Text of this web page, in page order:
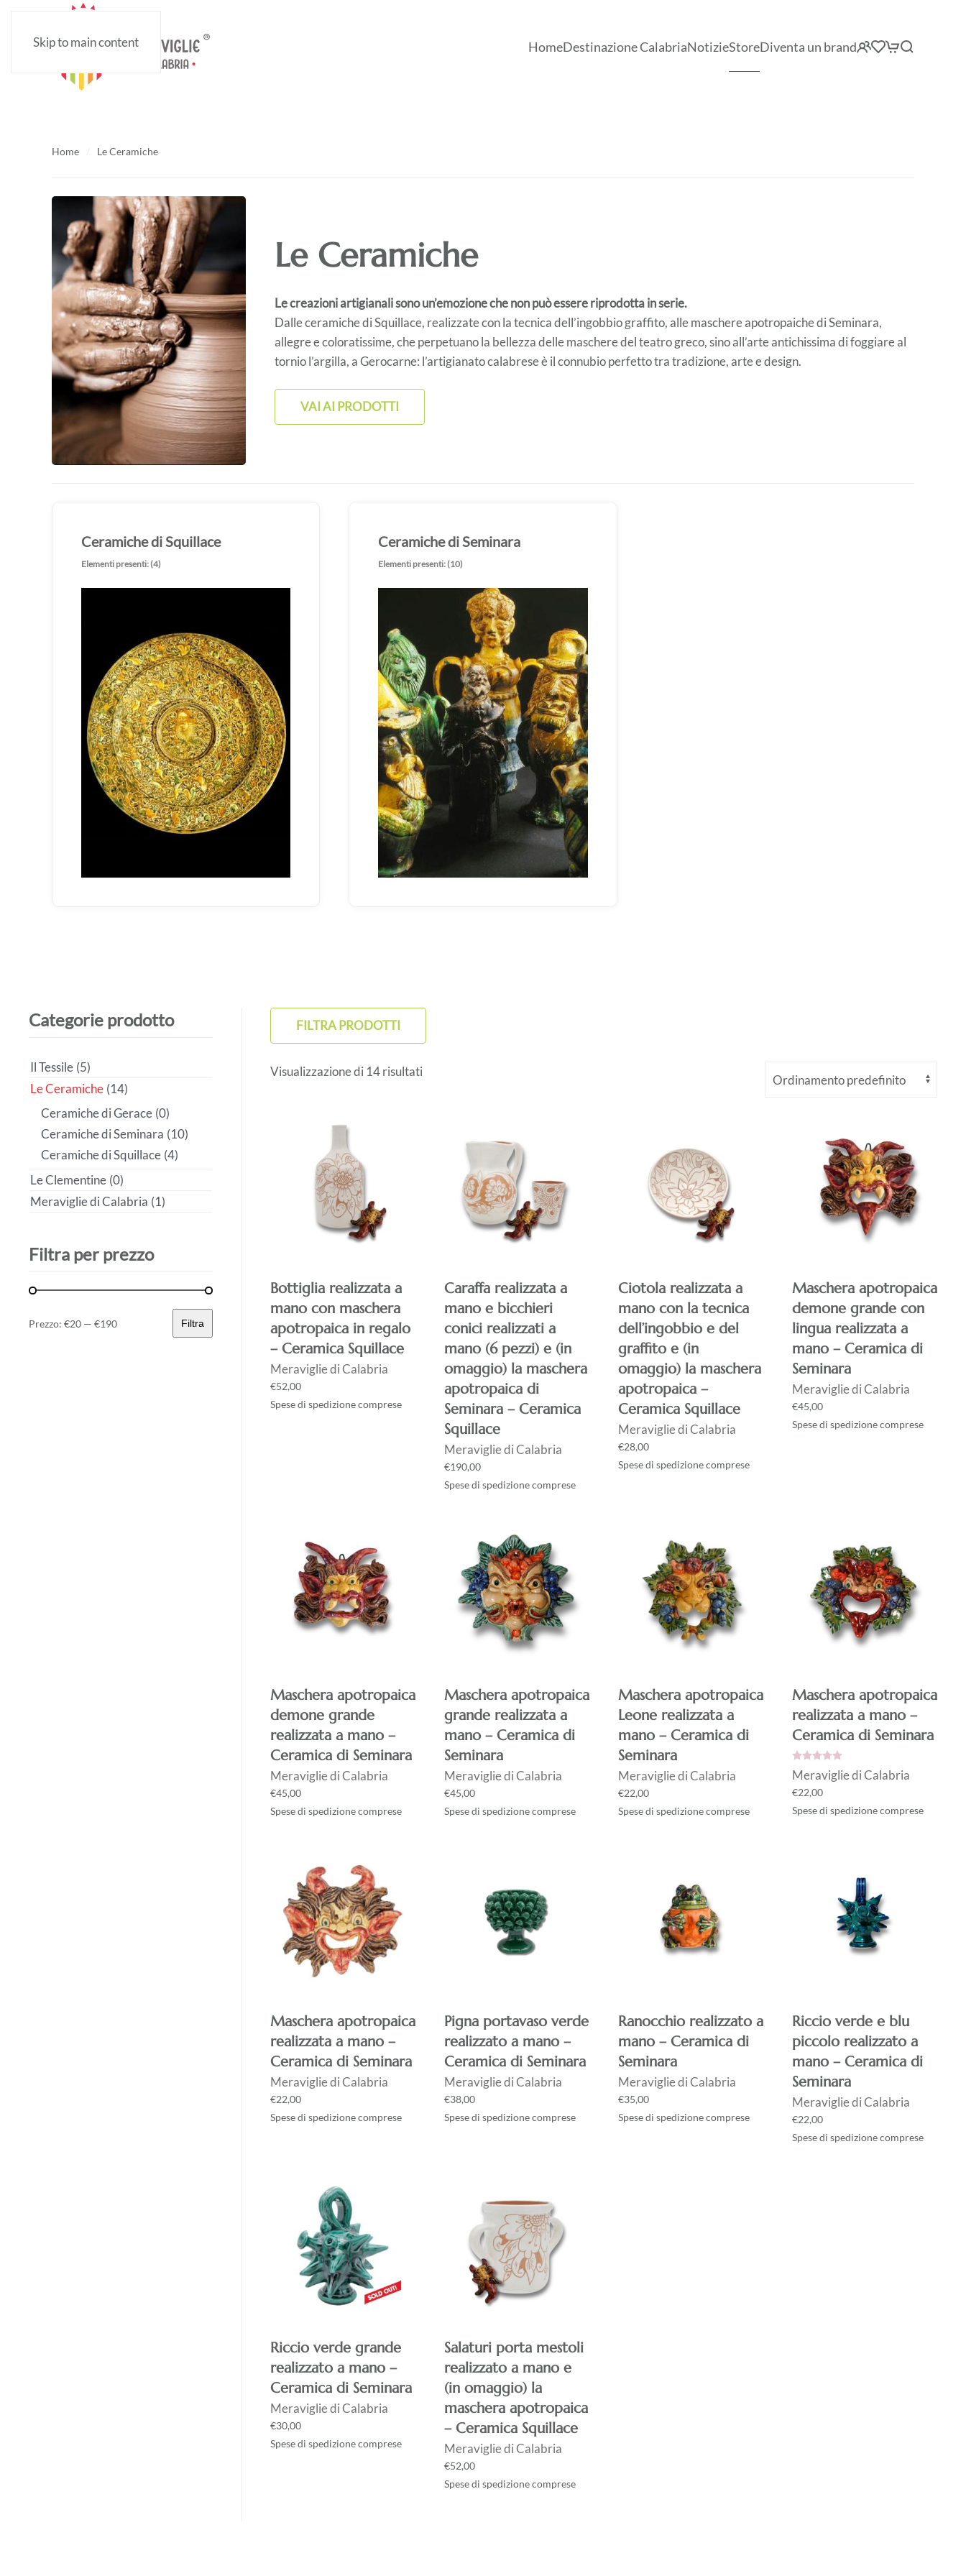
Skip to main content HomeDestinazione CalabriaNotizieStoreDiventa un brand
Home Le Ceramiche
Le Ceramiche
Le creazioni artigianali sono un’emozione che non può essere riprodotta in serie.
Dalle ceramiche di Squillace, realizzate con la tecnica dell’ingobbio graffito, alle maschere apotropaiche di Seminara,
allegre e coloratissime, che perpetuano la bellezza delle maschere del teatro greco, sino all’arte antichissima di foggiare al
tornio l’argilla, a Gerocarne: l’artigianato calabrese è il connubio perfetto tra tradizione, arte e design.
VAI AI PRODOTTI
Ceramiche di Squillace
Elementi presenti: (4)
Ceramiche di Seminara
Elementi presenti: (10)
Categorie prodotto
Il Tessile (5)
Le Ceramiche (14)
Ceramiche di Gerace (0)
Ceramiche di Seminara (10)
Ceramiche di Squillace (4)
Le Clementine (0)
Meraviglie di Calabria (1)
Filtra per prezzo
Prezzo
Prezzo
Filtra
Prezzo: €20 — €190
FILTRA PRODOTTI
Visualizzazione di 14 risultati
Bottiglia realizzata a
mano con maschera
apotropaica in regalo
– Ceramica Squillace
Meraviglie di Calabria
€52,00
Spese di spedizione comprese
Caraffa realizzata a
mano e bicchieri
conici realizzati a
mano (6 pezzi) e (in
omaggio) la maschera
apotropaica di
Seminara – Ceramica
Squillace
Meraviglie di Calabria
€190,00
Spese di spedizione comprese
Ciotola realizzata a
mano con la tecnica
dell’ingobbio e del
graffito e (in
omaggio) la maschera
apotropaica –
Ceramica Squillace
Meraviglie di Calabria
€28,00
Spese di spedizione comprese
Maschera apotropaica
demone grande con
lingua realizzata a
mano – Ceramica di
Seminara
Meraviglie di Calabria
€45,00
Spese di spedizione comprese
Maschera apotropaica
demone grande
realizzata a mano –
Ceramica di Seminara
Meraviglie di Calabria
€45,00
Spese di spedizione comprese
Maschera apotropaica
grande realizzata a
mano – Ceramica di
Seminara
Meraviglie di Calabria
€45,00
Spese di spedizione comprese
Maschera apotropaica
Leone realizzata a
mano – Ceramica di
Seminara
Meraviglie di Calabria
€22,00
Spese di spedizione comprese
Maschera apotropaica
realizzata a mano –
Ceramica di Seminara
Meraviglie di Calabria
€22,00
Spese di spedizione comprese
Maschera apotropaica
realizzata a mano –
Ceramica di Seminara
Meraviglie di Calabria
€22,00
Spese di spedizione comprese
Pigna portavaso verde
realizzato a mano –
Ceramica di Seminara
Meraviglie di Calabria
€38,00
Spese di spedizione comprese
Ranocchio realizzato a
mano – Ceramica di
Seminara
Meraviglie di Calabria
€35,00
Spese di spedizione comprese
Riccio verde e blu
piccolo realizzato a
mano – Ceramica di
Seminara
Meraviglie di Calabria
€22,00
Spese di spedizione comprese
Riccio verde grande
realizzato a mano –
Ceramica di Seminara
Meraviglie di Calabria
€30,00
Spese di spedizione comprese
Salaturi porta mestoli
realizzato a mano e
(in omaggio) la
maschera apotropaica
– Ceramica Squillace
Meraviglie di Calabria
€52,00
Spese di spedizione comprese